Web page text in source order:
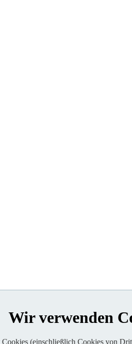
Wir verwenden
(einschließlich Cookies von